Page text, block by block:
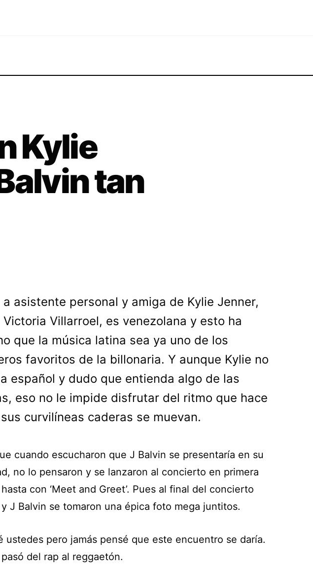
Kylie
tan
a asistente personal y amiga de Kylie Jenner,
Victoria Villarroel, es venezolana y esto ha
que la música latina sea ya uno de los
favoritos de la billonaria. Y aunque Kylie no
español y dudo que entienda algo de las
eso no le impide disfrutar del ritmo que hace
curvilíneas caderas se muevan.
cuando escucharon que J Balvin se presentaría en su
no lo pensaron y se lanzaron al concierto en primera
con ‘Meet and Greet’. Pues al final del concierto
J Balvin se tomaron una épica foto mega juntitos.
ustedes pero jamás pensé que este encuentro se daría.
del rap al reggaetón.